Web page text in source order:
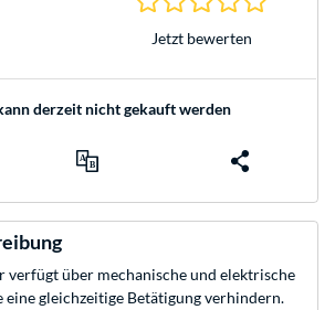
Jetzt bewerten
derzeit nicht gekauft werden
verfügt über mechanische und elektrische
eine gleichzeitige Betätigung verhindern.